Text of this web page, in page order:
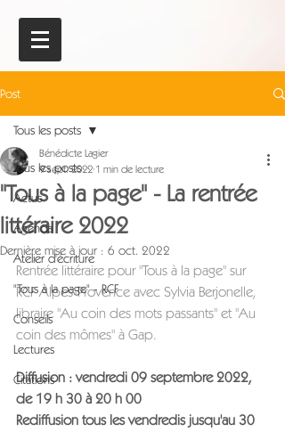
Post
Tous les posts
Actus
Agenda
Atelier d'écriture
"Tous à la page" - RCF
Conseils
Lectures
Citations
Tous les posts
"Tous à la page" - La rentrée
littéraire 2022
Bénédicte Lagier
9 sept. 2022 1 min de lecture
Dernière mise à jour : 6 oct. 2022
Rentrée littéraire pour "Tous à la page" sur
RCF Alpes-Provence avec Sylvia Berjonelle,
libraire "Au coin des mots passants" et "Au
coin des mômes" à Gap.
Diffusion : vendredi 09 septembre 2022,
de 19 h 30 à 20 h 00
Rediffusion tous les vendredis jusqu'au 30